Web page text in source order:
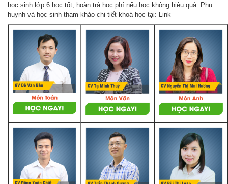
học sinh lớp 6 học tốt, hoàn trả học phí nếu học không hiệu quả. Phụ
huynh và học sinh tham khảo chi tiết khoá học tại: Link